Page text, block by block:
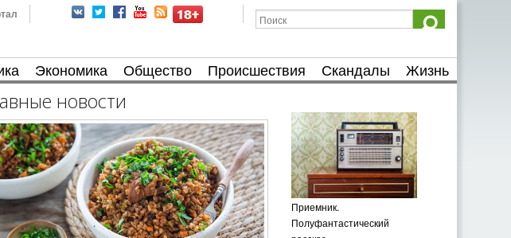
Экономика Общество Происшествия Скандалы Жизнь
новости
Приемник.
Полуфантастический